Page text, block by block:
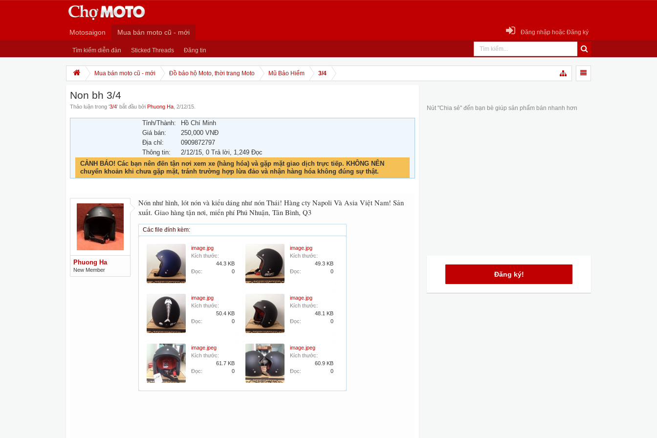
Motosaigon Mua bán moto cũ - mới
Tìm kiếm diễn đàn Sticked Threads Đăng tin
Đăng nhập hoặc Đăng ký
Mua bán moto cũ - mới Đồ bảo hộ Moto, thời trang Moto Mũ Bảo Hiểm 3/4
Non bh 3/4
Thảo luận trong '3/4' bắt đầu bởi Phuong Ha 2/12/15
Tỉnh/Thành:
Hồ Chí Minh
Giá bán:
250,000 VNĐ
Địa chỉ:
0909872797
Thông tin:
2/12/15, 0 Trả lời, 1,249 Đọc
CẢNH BÁO! Các bạn nên đến tận nơi xem xe (hàng hóa) và gặp mặt giao dịch trực tiếp. KHÔNG NÊN
chuyển khoản khi chưa gặp mặt, tránh trường hợp lừa đảo và nhận hàng hóa không đúng sự thật.
Phuong Ha
New Member
Nón như hình, lót nón và kiểu dáng như nón Thái! Hàng cty Napoli Và Asia Việt Nam! Sản
xuất. Giao hàng tận nơi, miển phí Phú Nhuận, Tân Bình, Q3
Các file đính kèm:
image.jpg
Kích thước:
44.3 KB
Đọc:
0
image.jpg
Kích thước:
49.3 KB
Đọc:
0
image.jpg
Kích thước:
50.4 KB
Đọc:
0
image.jpg
Kích thước:
48.1 KB
Đọc:
0
image.jpeg
Kích thước:
61.7 KB
Đọc:
0
image.jpeg
Kích thước:
60.9 KB
Đọc:
0
Nút "Chia sẻ" đến bạn bè giúp sản phẩm bán nhanh hơn
Đăng ký!